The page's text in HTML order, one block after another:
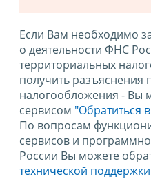
Если Вам необходимо
о деятельности ФНС
территориальных
получить разъяснения
налогообложения - Вы
сервисом "Обратиться
По вопросам
сервисов и
России Вы можете
технической